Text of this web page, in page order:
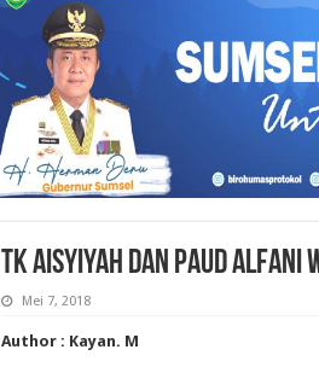
TK AISYIYAH DAN PAUD ALFANI
Mei 7, 2018
Author : Kayan. M